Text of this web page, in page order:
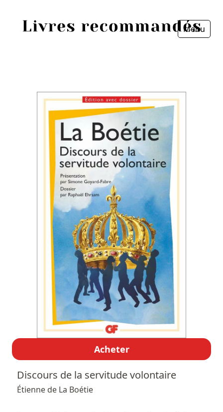
Menu
Acheter
Discours de la servitude volontaire
Étienne de La Boétie
Sources
Personnes
Livres les plus recommandés
Prix littéraires
Fermer